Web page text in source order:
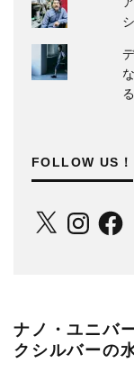
FOLLOW US！
X Instagram
ナノ・ユニバ
クシルバーの